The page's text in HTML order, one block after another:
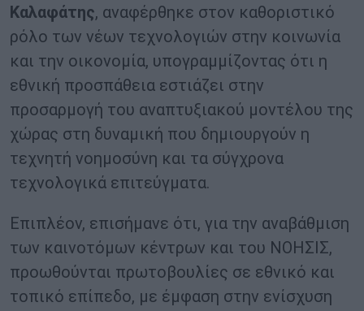
Καλαφάτης, αναφέρθηκε στον καθοριστικό
ρόλο των νέων τεχνολογιών στην κοινωνία
και την οικονομία, υπογραμμίζοντας ότι η
εθνική προσπάθεια εστιάζει στην
προσαρμογή του αναπτυξιακού μοντέλου της
χώρας στη δυναμική που δημιουργούν η
τεχνητή νοημοσύνη και τα σύγχρονα
τεχνολογικά επιτεύγματα.
Επιπλέον, επισήμανε ότι, για την αναβάθμιση
των καινοτόμων κέντρων και του ΝΟΗΣΙΣ,
προωθούνται πρωτοβουλίες σε εθνικό και
τοπικό επίπεδο, με έμφαση στην ενίσχυση